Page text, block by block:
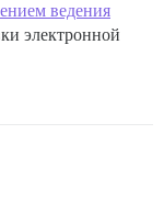
ведения
электронной